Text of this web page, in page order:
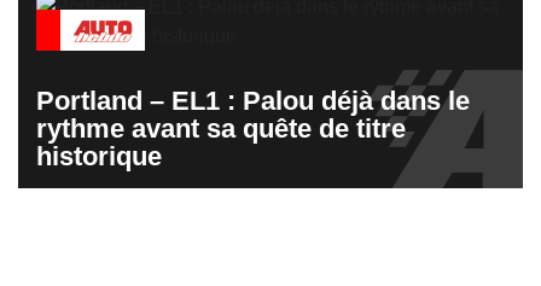
Portland – EL1 : Palou déjà dans le
rythme avant sa quête de titre
historique